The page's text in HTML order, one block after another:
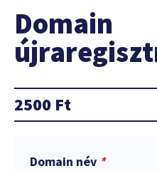
Domain
2500 Ft
Domain név *